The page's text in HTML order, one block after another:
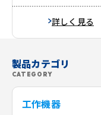
製品カテゴリ
CATEGORY
工作機器
詳しく見る